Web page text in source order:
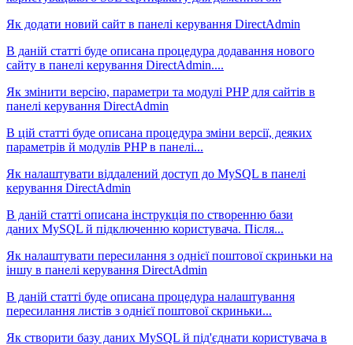
Як додати новий сайт в панелі керування DirectAdmin
В даній статті буде описана процедура додавання нового
сайту в панелі керування DirectAdmin....
Як змінити версію, параметри та модулі PHP для сайтів в
панелі керування DirectAdmin
В цій статті буде описана процедура зміни версії, деяких
параметрів й модулів PHP в панелі...
Як налаштувати віддалений доступ до MySQL в панелі
керування DirectAdmin
В даній статті описана інструкція по створенню бази
даних MySQL й підключенню користувача. Після...
Як налаштувати пересилання з однієї поштової скриньки на
іншу в панелі керування DirectAdmin
В даній статті буде описана процедура налаштування
пересилання листів з однієї поштової скриньки...
Як створити базу даних MySQL й під'єднати користувача в